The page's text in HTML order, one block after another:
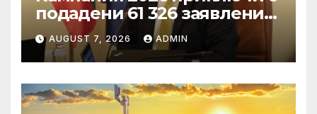
подадени 61 326 заявления
за подпомагане
AUGUST 7, 2026 ADMIN